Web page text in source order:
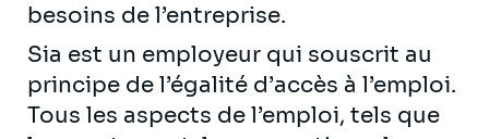
besoins de l’entreprise.
Sia est un employeur qui souscrit au
principe de l’égalité d’accès à l’emploi.
Tous les aspects de l’emploi, tels que